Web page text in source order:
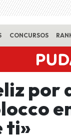
CONCURSOS
por
ti»